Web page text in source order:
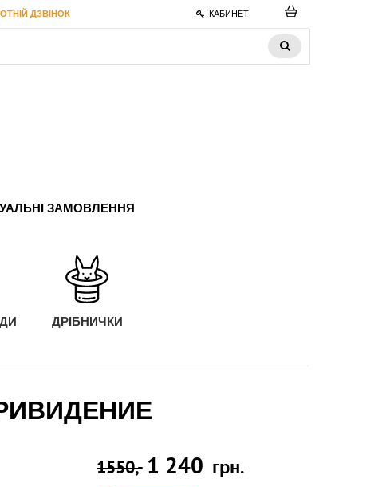
ДЗВІНОК КАБИНЕТ
ЗАМОВЛЕННЯ
ДРІБНИЧКИ
1550,- 1 240 грн.